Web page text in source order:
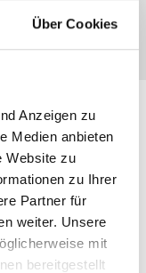
Über Cookies
Anzeigen zu
Medien anbieten
Website zu
zu Ihrer
Partner für
weiter. Unsere
mit
bereitgestellt